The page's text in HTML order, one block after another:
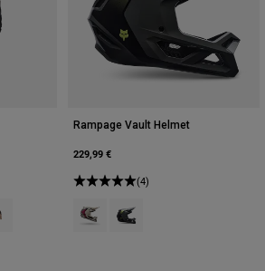
Blue.
of Noir.type of Myrtille.
swatch type of Brun Sucre.
Rampage Vault Helmet
229,99 €
(4)
Product swatch type of Blanc
Product swatch type of